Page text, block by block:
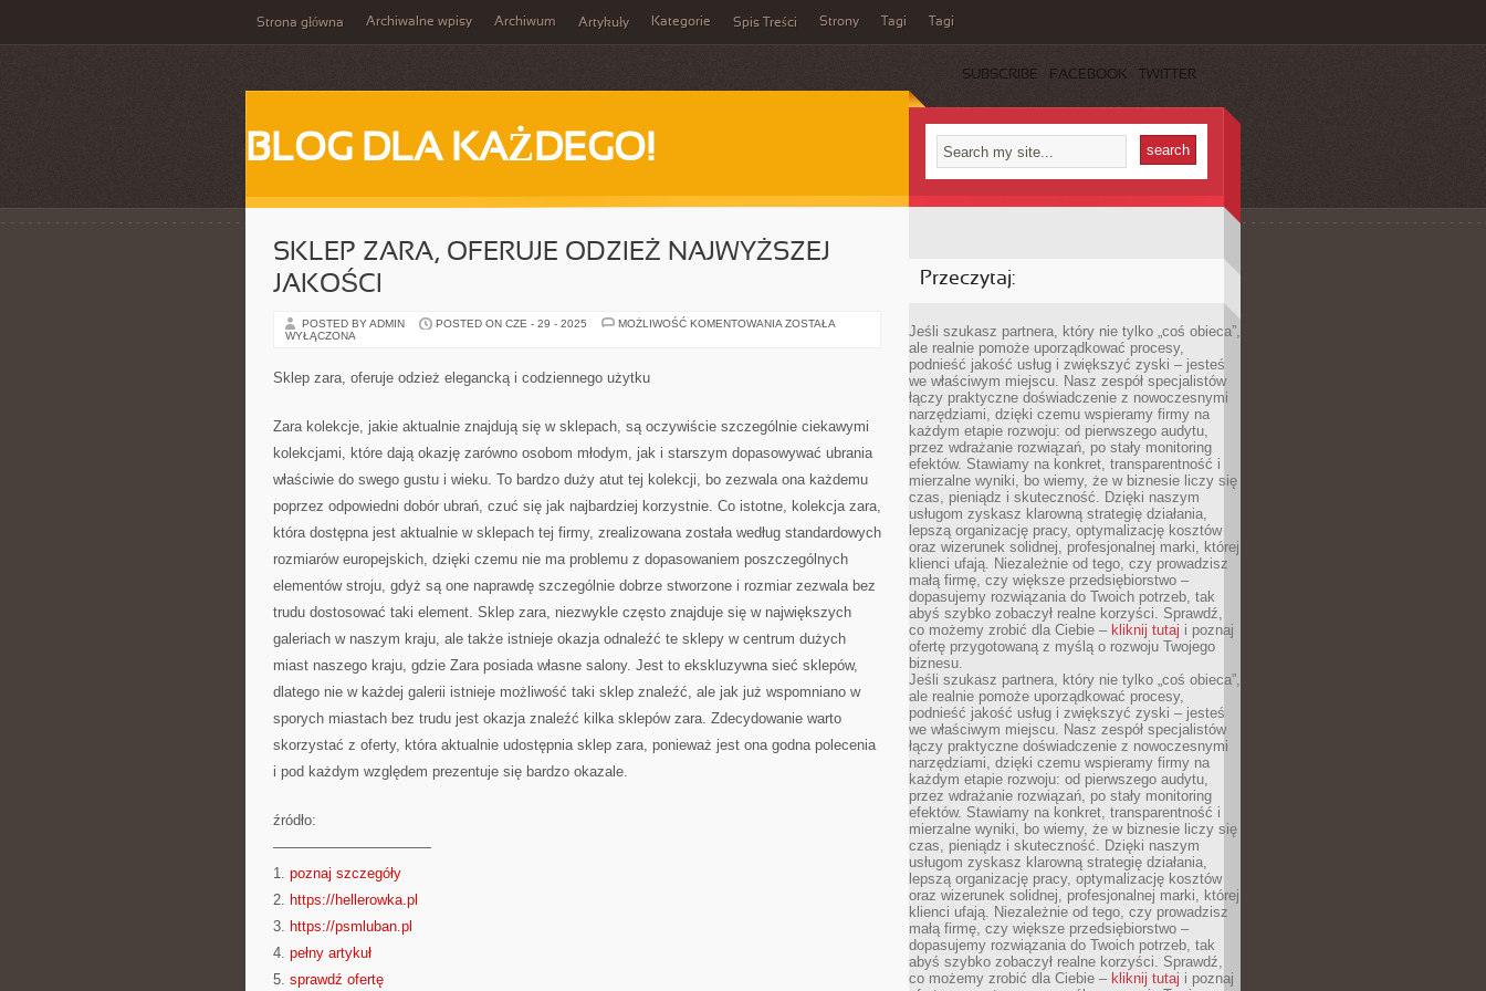
Strona główna Archiwalne wpisy Archiwum Artykuły Kategorie Spis Treści Strony Tagi Tagi
SUBSCRIBE FACEBOOK TWITTER
BLOG DLA KAŻDEGO!
SKLEP ZARA, OFERUJE ODZIEŻ NAJWYŻSZEJ
JAKOŚCI
POSTED BY ADMIN POSTED ON CZE - 29 - 2025 MOŻLIWOŚĆ KOMENTOWANIA SKLEP
ZOSTAŁA
WYŁĄCZONA
Sklep zara, oferuje odzież elegancką i codziennego użytku
Zara kolekcje, jakie aktualnie znajdują się w sklepach, są oczywiście szczególnie ciekawymi
kolekcjami, które dają okazję zarówno osobom młodym, jak i starszym dopasowywać ubrania
właściwie do swego gustu i wieku. To bardzo duży atut tej kolekcji, bo zezwala ona każdemu
poprzez odpowiedni dobór ubrań, czuć się jak najbardziej korzystnie. Co istotne, kolekcja zara,
która dostępna jest aktualnie w sklepach tej firmy, zrealizowana została według standardowych
rozmiarów europejskich, dzięki czemu nie ma problemu z dopasowaniem poszczególnych
elementów stroju, gdyż są one naprawdę szczególnie dobrze stworzone i rozmiar zezwala bez
trudu dostosować taki element. Sklep zara, niezwykle często znajduje się w największych
galeriach w naszym kraju, ale także istnieje okazja odnaleźć te sklepy w centrum dużych
miast naszego kraju, gdzie Zara posiada własne salony. Jest to ekskluzywna sieć sklepów,
dlatego nie w każdej galerii istnieje możliwość taki sklep znaleźć, ale jak już wspomniano w
sporych miastach bez trudu jest okazja znaleźć kilka sklepów zara. Zdecydowanie warto
skorzystać z oferty, która aktualnie udostępnia sklep zara, ponieważ jest ona godna polecenia
i pod każdym względem prezentuje się bardzo okazale.
źródło:
———————————
1. poznaj szczegóły
2. https://hellerowka.pl
3. https://psmluban.pl
4. pełny artykuł
5. sprawdź ofertę
Przeczytaj:
Jeśli szukasz partnera, który nie tylko „coś obieca”,
ale realnie pomoże uporządkować procesy,
podnieść jakość usług i zwiększyć zyski – jesteś
we właściwym miejscu. Nasz zespół specjalistów
łączy praktyczne doświadczenie z nowoczesnymi
narzędziami, dzięki czemu wspieramy firmy na
każdym etapie rozwoju: od pierwszego audytu,
przez wdrażanie rozwiązań, po stały monitoring
efektów. Stawiamy na konkret, transparentność i
mierzalne wyniki, bo wiemy, że w biznesie liczy się
czas, pieniądz i skuteczność. Dzięki naszym
usługom zyskasz klarowną strategię działania,
lepszą organizację pracy, optymalizację kosztów
oraz wizerunek solidnej, profesjonalnej marki, której
klienci ufają. Niezależnie od tego, czy prowadzisz
małą firmę, czy większe przedsiębiorstwo –
dopasujemy rozwiązania do Twoich potrzeb, tak
abyś szybko zobaczył realne korzyści. Sprawdź,
co możemy zrobić dla Ciebie – kliknij tutaj i poznaj
ofertę przygotowaną z myślą o rozwoju Twojego
biznesu.
Jeśli szukasz partnera, który nie tylko „coś obieca”,
ale realnie pomoże uporządkować procesy,
podnieść jakość usług i zwiększyć zyski – jesteś
we właściwym miejscu. Nasz zespół specjalistów
łączy praktyczne doświadczenie z nowoczesnymi
narzędziami, dzięki czemu wspieramy firmy na
każdym etapie rozwoju: od pierwszego audytu,
przez wdrażanie rozwiązań, po stały monitoring
efektów. Stawiamy na konkret, transparentność i
mierzalne wyniki, bo wiemy, że w biznesie liczy się
czas, pieniądz i skuteczność. Dzięki naszym
usługom zyskasz klarowną strategię działania,
lepszą organizację pracy, optymalizację kosztów
oraz wizerunek solidnej, profesjonalnej marki, której
klienci ufają. Niezależnie od tego, czy prowadzisz
małą firmę, czy większe przedsiębiorstwo –
dopasujemy rozwiązania do Twoich potrzeb, tak
abyś szybko zobaczył realne korzyści. Sprawdź,
co możemy zrobić dla Ciebie – kliknij tutaj i poznaj